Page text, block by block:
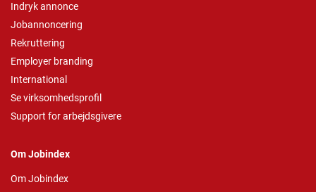
Indryk annonce
Jobannoncering
Rekruttering
Employer branding
International
Se virksomhedsprofil
Support for arbejdsgivere
Om Jobindex
Om Jobindex